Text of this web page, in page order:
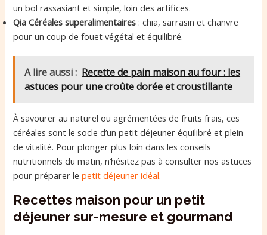
un bol rassasiant et simple, loin des artifices.
Qia Céréales superalimentaires : chia, sarrasin et chanvre
pour un coup de fouet végétal et équilibré.
A lire aussi : Recette de pain maison au four : les
astuces pour une croûte dorée et croustillante
À savourer au naturel ou agrémentées de fruits frais, ces
céréales sont le socle d’un petit déjeuner équilibré et plein
de vitalité. Pour plonger plus loin dans les conseils
nutritionnels du matin, n’hésitez pas à consulter nos astuces
pour préparer lepetit déjeuner idéal.
Recettes maison pour un petit
déjeuner sur-mesure et gourmand